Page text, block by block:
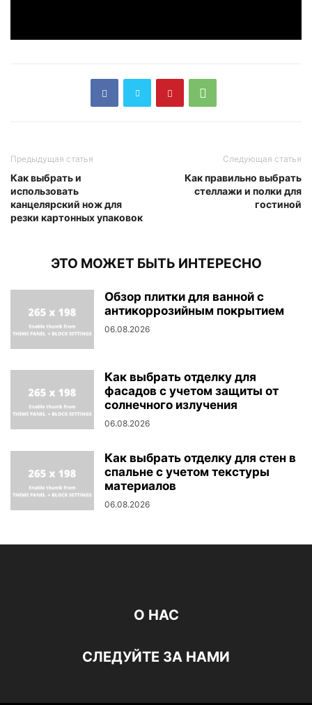
Предыдущая статья
Как выбрать и
использовать
канцелярский нож для
резки картонных упаковок
Следующая статья
Как правильно выбрать
стеллажи и полки для
гостиной
ЭТО МОЖЕТ БЫТЬ ИНТЕРЕСНО
Обзор плитки для ванной с
антикоррозийным покрытием
06.08.2026
Как выбрать отделку для
фасадов с учетом защиты от
солнечного излучения
06.08.2026
Как выбрать отделку для стен в
спальне с учетом текстуры
материалов
06.08.2026
О НАС
СЛЕДУЙТЕ ЗА НАМИ